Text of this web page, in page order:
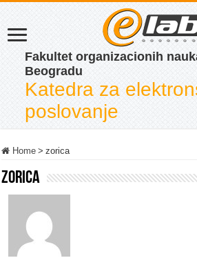
Fakultet organizacionih
Beogradu
Katedra za
poslovanje
Home > zorica
zorica